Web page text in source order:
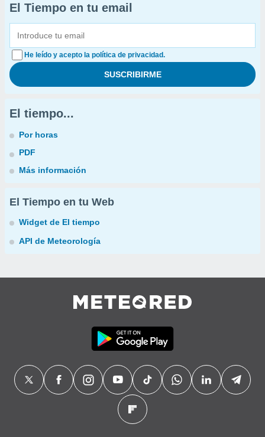
El Tiempo en tu email
He leído y acepto la política de privacidad.
El tiempo...
Por horas
PDF
Más información
El Tiempo en tu Web
Widget de El tiempo
API de Meteorología